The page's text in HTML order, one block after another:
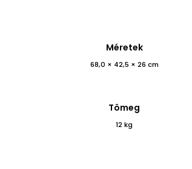
Méretek
68,0 × 42,5 × 26 cm
Tömeg
12 kg